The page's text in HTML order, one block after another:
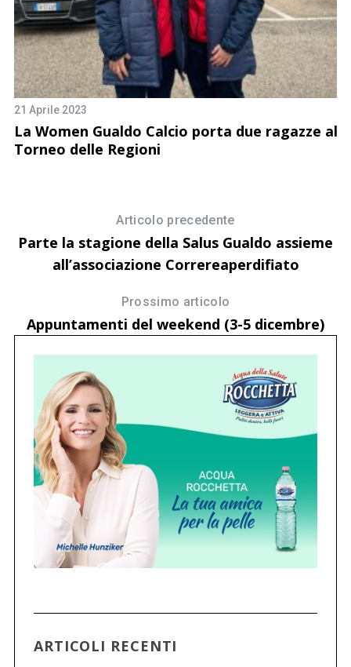
21 Aprile 2023
La Women Gualdo Calcio porta due ragazze al
Torneo delle Regioni
Articolo precedente
Parte la stagione della Salus Gualdo assieme
all’associazione Correreaperdifiato
Prossimo articolo
Appuntamenti del weekend (3-5 dicembre)
ARTICOLI RECENTI